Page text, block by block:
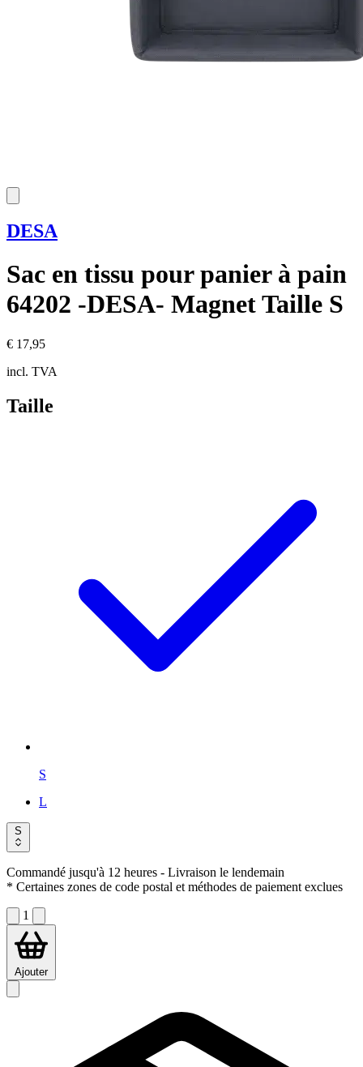
DESA
Sac en tissu pour panier à pain
64202 -DESA- Magnet Taille S
€ 17,95
incl. TVA
Taille
S
L
S
Commandé jusqu'à 12 heures - Livraison le lendemain
* Certaines zones de code postal et méthodes de paiement exclues
1
Ajouter